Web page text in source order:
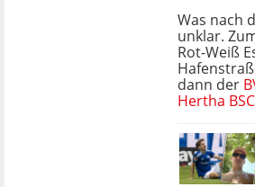
Was nach
unklar.
Rot-Weiß
dann der
Hertha BSC